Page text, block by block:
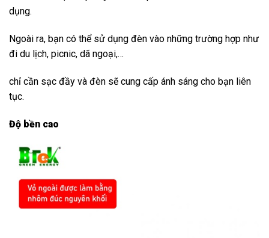
dụng.
Ngoài ra, bạn có thể sử dụng đèn vào những trường hợp như
đi du lịch, picnic, dã ngoại,…
chỉ cần sạc đầy và đèn sẽ cung cấp ánh sáng cho bạn liên
tục.
Độ bền cao